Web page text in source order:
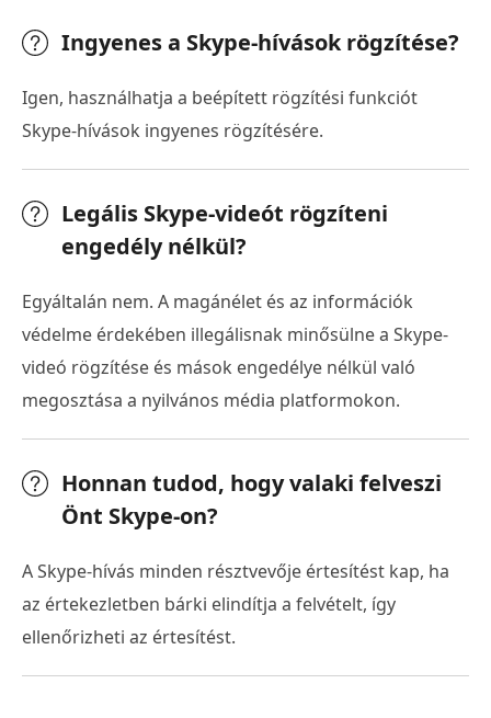
Ingyenes a Skype-hívások rögzítése?
Igen, használhatja a beépített rögzítési funkciót
Skype-hívások ingyenes rögzítésére.
Legális Skype-videót rögzíteni
engedély nélkül?
Egyáltalán nem. A magánélet és az információk
védelme érdekében illegálisnak minősülne a Skype-
videó rögzítése és mások engedélye nélkül való
megosztása a nyilvános média platformokon.
Honnan tudod, hogy valaki felveszi
Önt Skype-on?
A Skype-hívás minden résztvevője értesítést kap, ha
az értekezletben bárki elindítja a felvételt, így
ellenőrizheti az értesítést.